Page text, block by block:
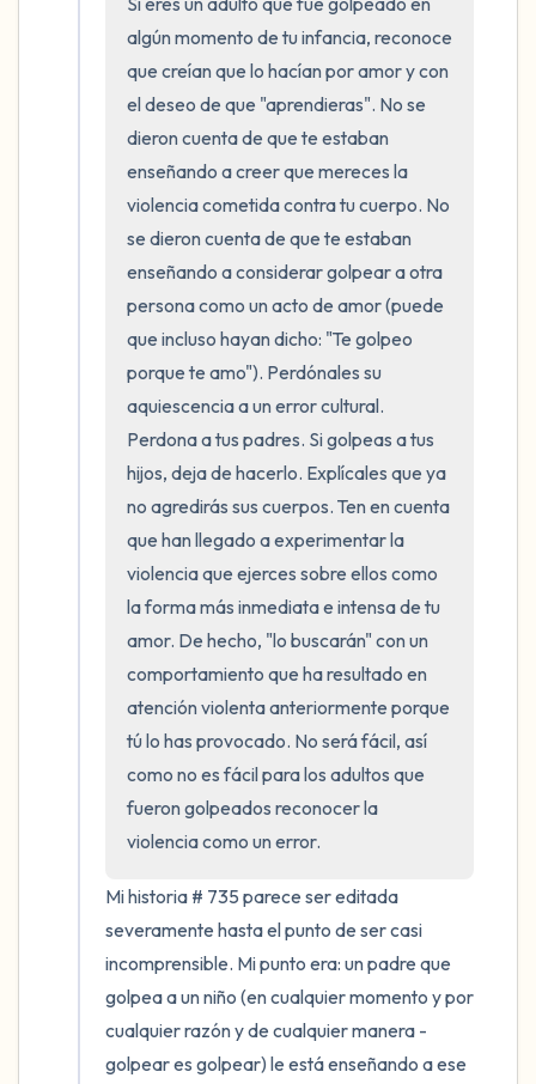
algún momento de tu infancia, reconoce
que creían que lo hacían por amor y con
el deseo de que "aprendieras". No se
dieron cuenta de que te estaban
enseñando a creer que mereces la
violencia cometida contra tu cuerpo. No
se dieron cuenta de que te estaban
enseñando a considerar golpear a otra
persona como un acto de amor (puede
que incluso hayan dicho: "Te golpeo
porque te amo"). Perdónales su
aquiescencia a un error cultural.
Perdona a tus padres. Si golpeas a tus
hijos, deja de hacerlo. Explícales que ya
no agredirás sus cuerpos. Ten en cuenta
que han llegado a experimentar la
violencia que ejerces sobre ellos como
la forma más inmediata e intensa de tu
amor. De hecho, "lo buscarán" con un
comportamiento que ha resultado en
atención violenta anteriormente porque
tú lo has provocado. No será fácil, así
como no es fácil para los adultos que
fueron golpeados reconocer la
violencia como un error.
Mi historia # 735 parece ser editada
severamente hasta el punto de ser casi
incomprensible. Mi punto era: un padre que
golpea a un niño (en cualquier momento y por
cualquier razón y de cualquier manera -
golpear es golpear) le está enseñando a ese
5 – cosas que puedes ver (puedes mirar
dentro de la habitación y por la ventana)
4 – cosas que puedes sentir (¿qué hay
frente a ti que puedas tocar?)
3 – cosas que puedes oír
2 – cosas que puedes oler
1 – cosa que te gusta de ti mismo.
Respira hondo para terminar.